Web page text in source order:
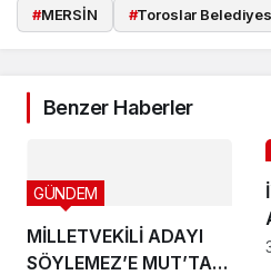
#MERSİN #Toroslar
Benzer Haberler
MİLLETVEKİLİ ADAYI
SÖYLEMEZ’E MUT’TA
GÜNDEM